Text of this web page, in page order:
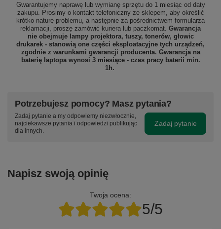
Gwarantujemy naprawę lub wymianę sprzętu do 1 miesiąc od daty
zakupu. Prosimy o kontakt telefoniczny ze sklepem, aby określić
krótko naturę problemu, a następnie za pośrednictwem formularza
reklamacji, proszę zamówić kuriera lub paczkomat. Gwarancja
nie obejmuje lampy projektora, tuszy, tonerów, głowic
drukarek - stanowią one części eksploatacyjne tych urządzeń,
zgodnie z warunkami gwarancji producenta. Gwarancja na
baterię laptopa wynosi 3 miesiące - czas pracy baterii min.
1h.
Potrzebujesz pomocy? Masz pytania?
Zadaj pytanie a my odpowiemy niezwłocznie,
najciekawsze pytania i odpowiedzi publikując
dla innych.
Zadaj pytanie
Napisz swoją opinię
Twoja ocena:
5/5